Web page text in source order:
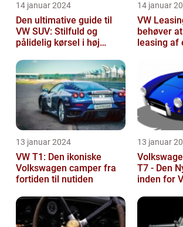
14 januar 2024
Den ultimative guide til
VW SUV: Stilfuld og
pålidelig kørsel i høj
14 januar
VW
behøver
leasing af
13 januar 2024
VW T1: Den ikoniske
Volkswagen camper fra
fortiden til nutiden
13 januar
T7 - Den
inden for